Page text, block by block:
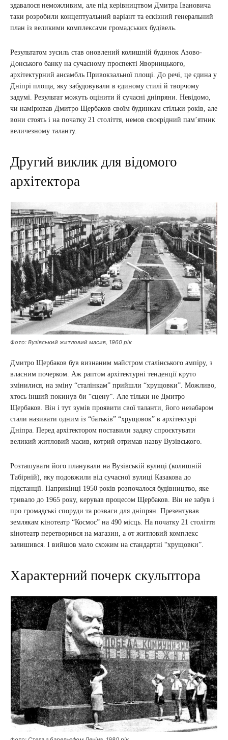
здавалося неможливим, але під керівництвом Дмитра Івановича
таки розробили концептуальний варіант та ескізний генеральний
план із великими комплексами громадських будівель.
Результатом зусиль став оновлений колишній будинок Азово-
Донського банку на сучасному проспекті Яворницького,
архітектурний ансамбль Привокзальної площі. До речі, це єдина у
Дніпрі площа, яку забудовували в єдиному стилі й творчому
задумі. Результат можуть оцінити й сучасні дніпряни. Невідомо,
чи намірював Дмитро Щербаков своїм будинкам стільки років, але
вони стоять і на початку 21 століття, немов своєрідний пам’ятник
величезному таланту.
Другий виклик для відомого
архітектора
Фото: Вузівський житловий масив, 1960 рік
Дмитро Щербаков був визнаним майстром сталінського ампіру, з
власним почерком. Аж раптом архітектурні тенденції круто
змінилися, на зміну “сталінкам” прийшли “хрущовки”. Можливо,
хтось інший покинув би “сцену”. Але тільки не Дмитро
Щербаков. Він і тут зумів проявити свої таланти, його незабаром
стали називати одним із “батьків” “хрущовок” в архітектурі
Дніпра. Перед архітектором поставили задачу спроєктувати
великий житловий масив, котрий отримав назву Вузівського.
Розташувати його планували на Вузівській вулиці (колишній
Табірній), яку подовжили від сучасної вулиці Казакова до
підстанції. Наприкінці 1950 років розпочалося будівництво, яке
тривало до 1965 року, керував процесом Щербаков. Він не забув і
про громадські споруди та розваги для дніпрян. Презентував
землякам кінотеатр “Космос” на 490 місць. На початку 21 століття
кінотеатр перетворився на магазин, а от житловий комплекс
залишився. І вийшов мало схожим на стандартні “хрущовки”.
Характерний почерк скульптора